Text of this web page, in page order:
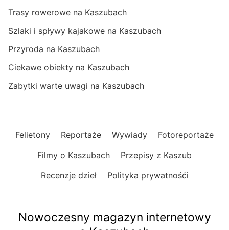
Trasy rowerowe na Kaszubach
Szlaki i spływy kajakowe na Kaszubach
Przyroda na Kaszubach
Ciekawe obiekty na Kaszubach
Zabytki warte uwagi na Kaszubach
Felietony Reportaże Wywiady
Fotoreportaże
Filmy o Kaszubach
Przepisy z Kaszub
Recenzje dzieł
Polityka prywatnośći
Nowoczesny magazyn internetowy